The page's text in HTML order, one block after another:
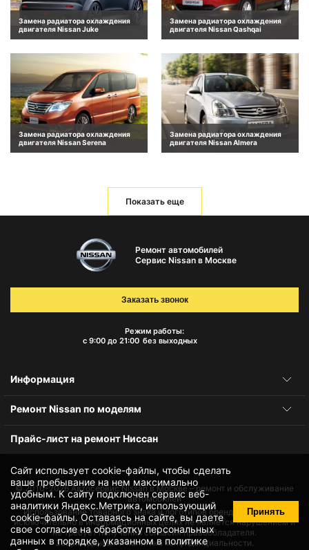
Замена радиатора охлаждения
двигателя Nissan Juke
Замена радиатора охлаждения
двигателя Nissan Qashqai
Замена радиатора охлаждения
двигателя Nissan Serena
Замена радиатора охлаждения
двигателя Nissan Almera
Показать еще
Сайт использует cookie-файлы, чтобы сделать
ваше пребывание на нем максимально
удобным. К cайту подключен сервис веб-
аналитики Яндекс.Метрика, использующий
cookie-файлы. Оставаясь на сайте, вы даете
своесогласие на обработку персональных
данных в порядке, указанном в политике
Принять
Ремонт автомобилей
Сервис Nissan в Москве
Режим работы:
с 9:00 до 21:00 без выходных
Заказать звонок
Информация
Ремонт Nissan по моделям
Прайс-лист на ремонт Ниссан
© 2010-2026Автосервис Nissan в Москве – ремонт и обслуживание
автомобилей
Использование товарного знака и логотипов бренда происходит
исключительно в информационных целях не является нарушением и
не требует получения согласия правообладателя.
Защита данных и политика конфиденциальности.